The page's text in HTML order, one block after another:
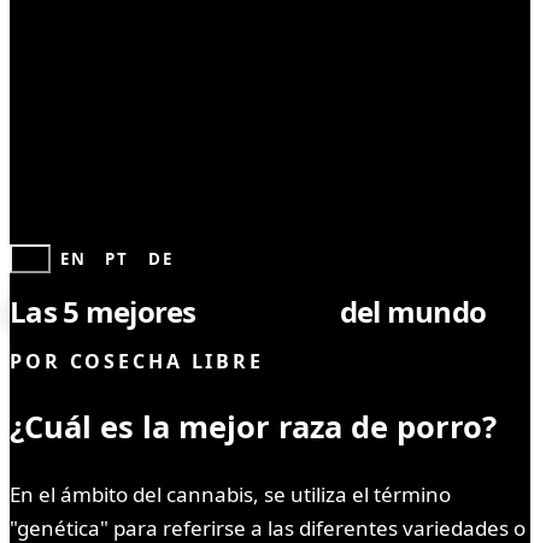
EN PT DE
Las 5 mejores del mundo
POR COSECHA LIBRE
¿Cuál es la mejor raza de porro?
En el ámbito del cannabis, se utiliza el término
"genética" para referirse a las diferentes variedades o